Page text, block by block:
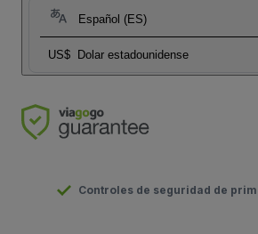
Español (ES)
US$ Dolar estadounidense
Controles de seguridad de